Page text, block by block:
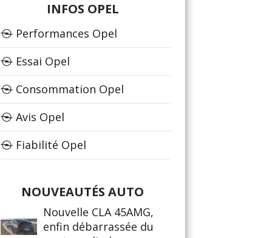
INFOS OPEL
Performances Opel
Essai Opel
Consommation Opel
Avis Opel
Fiabilité Opel
NOUVEAUTÉS AUTO
Nouvelle CLA 45AMG,
enfin débarrassée du